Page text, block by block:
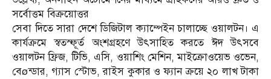
সর্বোত্তম বিক্রয়োত্তর
সেবা দিতে সারা দেশে ডিজিটাল ক্যাম্পেইন চালাচ্ছে ওয়ালটন। এ
কার্যক্রমে স্বতস্ফূর্ত অংশগ্রহণে উৎসাহিত করতে ঈদ উৎসবে
ওয়ালটন ফ্রিজ, টিভি, এসি, ওয়াশিং মেশিন, মাইক্রোওয়েভ ওভেন,
বেøন্ডার, গ্যাস স্টোভ, রাইস কুকার ও ফ্যান ক্রয়ে ২০ লাখ টাকা